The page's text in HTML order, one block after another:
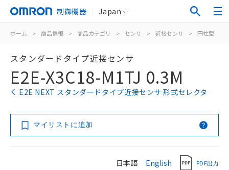
制御機器 Japan
ホーム > 商品情報 > 商品カテゴリ > センサ > 近接センサ > 円柱型
スタンダードタイプ近接センサ
E2E-X3C18-M1TJ 0.3M
E2E NEXT スタンダードタイプ近接センサ 形式セレクタ
マイリストに追加
日本語 English PDF出力